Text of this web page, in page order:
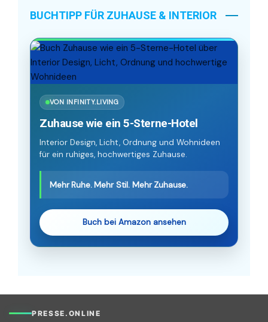
BUCHTIPP FÜR ZUHAUSE & INTERIOR
VON INFINITY.LIVING
Zuhause wie ein 5-Sterne-Hotel
Interior Design, Licht, Ordnung und Wohnideen
für ein ruhiges, hochwertiges Zuhause.
Mehr Ruhe. Mehr Stil. Mehr Zuhause.
Buch bei Amazon ansehen
PRESSE.ONLINE